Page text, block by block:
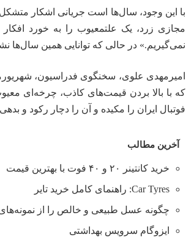
با این وجود، سال‌ها است جریانی اشکار
مجازی زرد، یک علتمعیوب را به خورد
نمی‌گیریم.» در حالی که توانایی همین سال‌ها
امیرمهدی علوی، سخنگوی فدراسیون،
که با بالا بردن قیمت‌های کاذب، چرخه‌ای
فوتبال ایران را مکیده و آن را دچار رکود و
آخرین مطالب
خرید کانتینر ۲۰ و ۴۰ فوت با بهترین قیمت
Car Tyres: راهنمای کامل خرید تایر
چگونه عسل طبیعی و خالص را از
ایزوگام سرویس بهداشتی